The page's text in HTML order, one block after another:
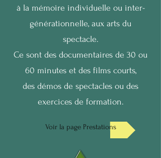
à la mémoire individuelle ou inter-
générationnelle, aux arts du
spectacle.
Ce sont des documentaires de 30 ou
60 minutes et des films courts,
des démos de spectacles ou des
exercices de formation.
Voir la page Prestations